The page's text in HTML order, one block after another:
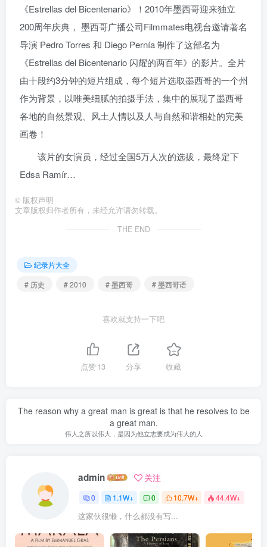
《Estrellas del Bicentenario》！2010年墨西哥迎来独立
200周年庆典， 墨西哥广播公司Filmmates电视台邀请著名
导演 Pedro Torres 和 Diego Pernía 制作了这部名为
《Estrellas del Bicentenario 闪耀的两百年》的影片。全片
由十段约3分钟的短片组成，每个短片选取墨西哥的一个州
作为背景，以唯美细腻的拍摄手法，集中的展现了墨西哥
各地的自然景观、风土人情以及人与自然和谐相处的完美
画卷！
该片的女演员，经过全国5万人次的选拔，最终定下
Edsa Ramír…
© 版权声明
文章版权归作者所有，未经允许请勿转载。
THE END
纪录片大全
# 历史
# 2010 # 墨西哥 # 墨西哥语
喜欢就支持一下吧
点赞13 分享 收藏
The reason why a great man is great is that he resolves to be
a great man.
伟人之所以伟大，是因为他立志要成为伟大的人
admin 关注
0 1.1W+ 0 10.7W+ 44.4W+
这家伙很懒，什么都没有写...